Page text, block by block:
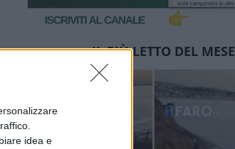
idea e
IL PIÙ LETTO DEL MESE